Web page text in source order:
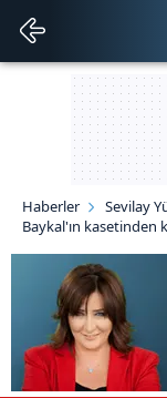
Haberler
Sevilay
Baykal'ın kasetinden